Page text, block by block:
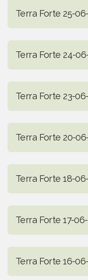
Terra Forte 25-
Terra Forte 24-
Terra Forte 23-
Terra Forte 20-
Terra Forte 18-
Terra Forte 17-
Terra Forte 16-